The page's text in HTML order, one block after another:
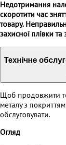
Недотримання
скоротити час
товару.
захисної плівки
Технічне
Щоб продовжити
металу з
обслуговувати.
Огляд